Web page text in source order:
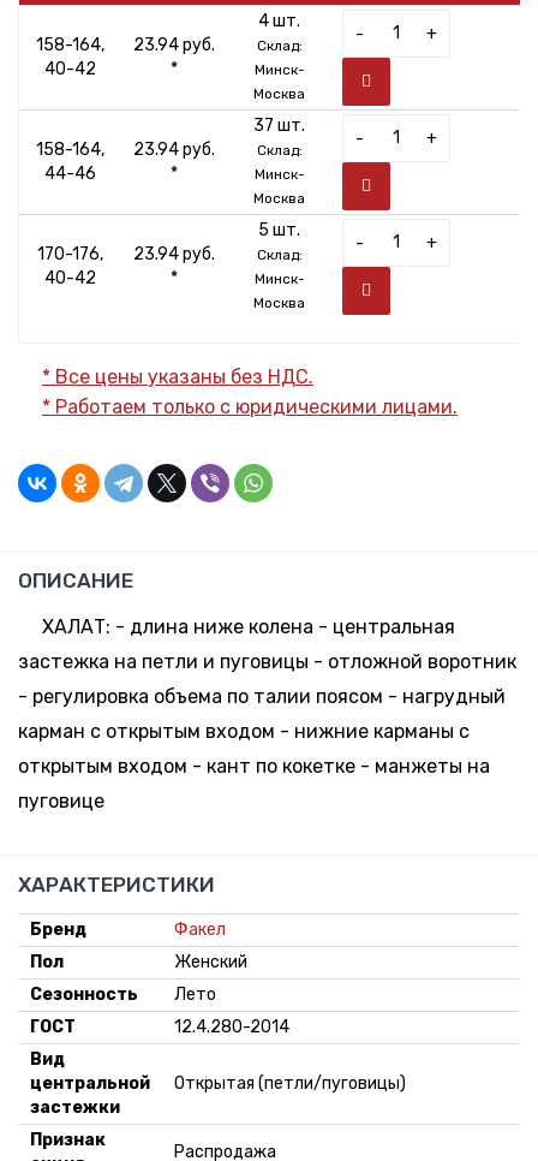
158-164,
40-42
23.94 руб.
*
4 шт.
Склад:
Минск-
Москва
- +
158-164,
44-46
23.94 руб.
*
37 шт.
Склад:
Минск-
Москва
- +
170-176,
40-42
23.94 руб.
*
5 шт.
Склад:
Минск-
Москва
- +
* Все цены указаны без НДС.
* Работаем только с юридическими лицами.
ОПИСАНИЕ
ХАЛАТ: - длина ниже колена - центральная
застежка на петли и пуговицы - отложной воротник
- регулировка объема по талии поясом - нагрудный
карман с открытым входом - нижние карманы с
открытым входом - кант по кокетке - манжеты на
пуговице
ХАРАКТЕРИСТИКИ
Бренд
Факел
Пол
Женский
Сезонность
Лето
ГОСТ
12.4.280-2014
Вид
центральной
застежки
Открытая (петли/пуговицы)
Признак
Распродажа